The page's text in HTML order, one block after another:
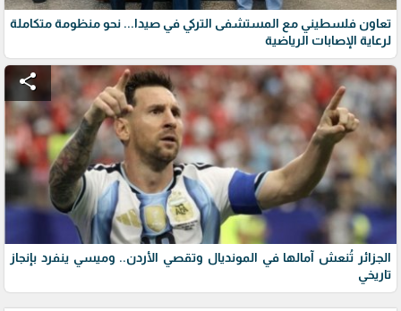
تعاون فلسطيني مع المستشفى التركي في صيدا... نحو منظومة متكاملة
لرعاية الإصابات الرياضية
share
الجزائر تُنعش آمالها في المونديال وتقصي الأردن.. وميسي ينفرد بإنجاز
تاريخي